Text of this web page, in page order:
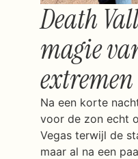
Death
magie
extremen
Na een korte
voor de zon echt
Vegas terwijl de
maar al na een